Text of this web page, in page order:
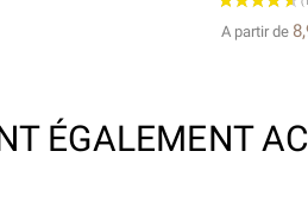
A partir de
ÉGALEMENT